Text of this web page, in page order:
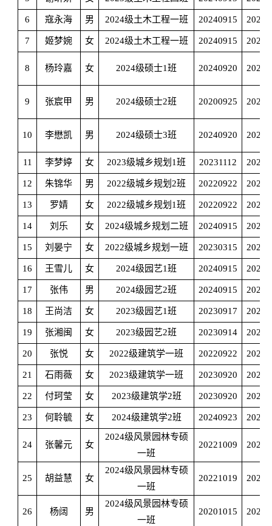
6 寇永海 男 2024级土木工程一班 20240915
7 姬梦婉 女 2024级土木工程一班 20240915
8 杨玲嘉 女 2024级硕士1班 20240920
9 张宸甲 男 2024级硕士2班 20200925
10 李懋凯 男 2024级硕士3班 20240920
11 李梦婷 女 2023级城乡规划1班 20231112
12 朱锦华 男 2022级城乡规划2班 20220922
13 罗婧 女 2022级城乡规划1班 20220922
14 刘乐 女 2024级城乡规划二班 20240915
15 刘晏宁 女 2022级城乡规划一班 20230315
16 王雪儿 女 2024级园艺1班 20240915
17 张伟 男 2024级园艺2班 20240915
18 王尚洁 女 2023级园艺1班 20230917
19 张湘闽 女 2023级园艺2班 20230914
20 张悦 女 2022级建筑学一班 20220922
21 石雨薇 女 2023级建筑学一班 20230920
22 付珂莹 女 2023级建筑学2班 20230920
23 何聆毓 女 2024级建筑学2班 20240923
24 张馨元 女
2024级风景园林专硕
一班
20221009
25 胡益慧 女
2024级风景园林专硕
一班
20221019
26 杨阔 男
2024级风景园林专硕
一班
20201015